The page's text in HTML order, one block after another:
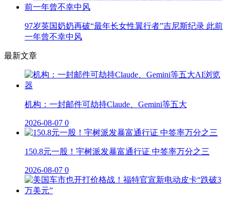
97岁英国奶奶再破“最年长女性翼行者”吉尼斯纪录 此前
一年曾不幸中风
最新文章
机构：一封邮件可劫持Claude、Gemini等五大
2026-08-07 0
150.8元一股！宇树派发暴富通行证 中签率万分之三
2026-08-07 0